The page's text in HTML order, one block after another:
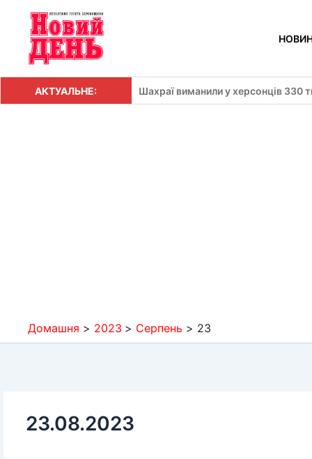
Перейти
вмісту
АКТУАЛЬНЕ: Шахраї виманили у херсонців 330
Домашня 2023 Серпень 23
23.08.2023